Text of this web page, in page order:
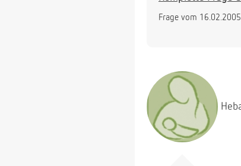
anderen kleinen
die frage ist also,
Frage vom 16.02.2005